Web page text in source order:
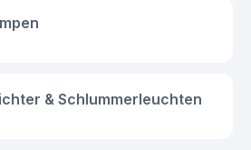
& Schlummerleuchten